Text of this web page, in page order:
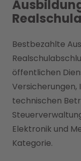
Bestbezahlte
öffentlichen
Versicherungen,
technischen
Elektronik und
Kategorie.